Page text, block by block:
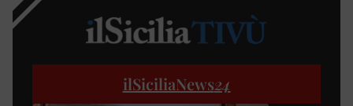
ilSiciliaNews24